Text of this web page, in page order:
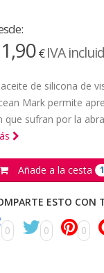
€IVA
de silicona de
Mark permite
que sufran por la
Añade a la cesta 1
ESTO CON
0 0 0